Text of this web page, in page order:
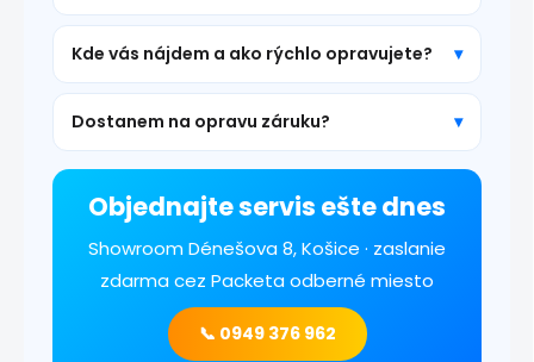
Kde vás nájdem a ako rýchlo opravujete?
Dostanem na opravu záruku?
Objednajte servis ešte dnes
Showroom Dénešova 8, Košice · zaslanie
zdarma cez Packeta odberné miesto
📞 0949 376 962